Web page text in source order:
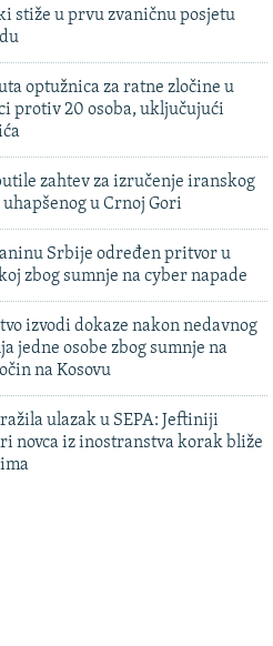
stiže u prvu zvaničnu posjetu
optužnica za ratne zločine u
protiv 20 osoba, uključujući
zahtev za izručenje iranskog
u Crnoj Gori
Srbije određen pritvor u
zbog sumnje na cyber napade
izvodi dokaze nakon nedavnog
jedne osobe zbog sumnje na
na Kosovu
ulazak u SEPA: Jeftiniji
novca iz inostranstva korak bliže